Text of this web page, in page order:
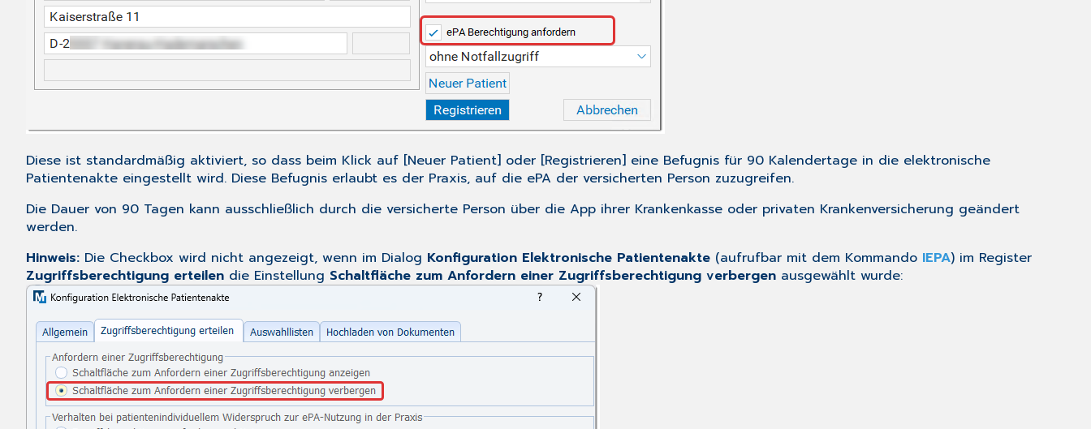
Diese ist standardmäßig aktiviert, so dass beim Klick auf [Neuer Patient] oder [Registrieren] eine Befugnis für 90 Kalendertage in die elektronische
Patientenakte eingestellt wird. Diese Befugnis erlaubt es der Praxis, auf die ePA der versicherten Person zuzugreifen.
Die Dauer von 90 Tagen kann ausschließlich durch die versicherte Person über die App ihrer Krankenkasse oder privaten Krankenversicherung geändert
werden.
Hinweis: Die Checkbox wird nicht angezeigt, wenn im Dialog Konfiguration Elektronische Patientenakte (aufrufbar mit dem Kommando IEPA) im Register
Zugriffsberechtigung erteilen die Einstellung Schaltfläche zum Anfordern einer Zugriffsberechtigung verbergen ausgewählt wurde: